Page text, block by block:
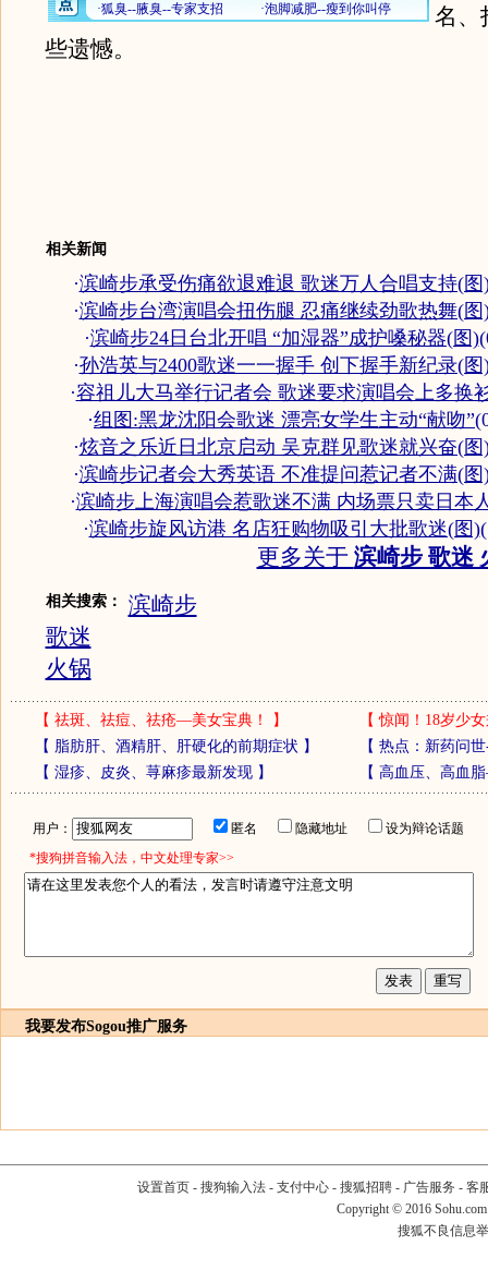
名、
些遗憾。
相关新闻
·滨崎步承受伤痛欲退难退 歌迷万人合唱支持(图
·滨崎步台湾演唱会扭伤腿 忍痛继续劲歌热舞(图
·滨崎步24日台北开唱 “加湿器”成护嗓秘器(图)
·孙浩英与2400歌迷一一握手 创下握手新纪录(图
·容祖儿大马举行记者会 歌迷要求演唱会上多换
·组图:黑龙沈阳会歌迷 漂亮女学生主动“献吻”
·炫音之乐近日北京启动 吴克群见歌迷就兴奋(图
·滨崎步记者会大秀英语 不准提问惹记者不满(图
·滨崎步上海演唱会惹歌迷不满 内场票只卖日本
·滨崎步旋风访港 名店狂购物吸引大批歌迷(图)
更多关于 滨崎步 歌迷
相关搜索：
滨崎步
歌迷
火锅
【 祛斑、祛痘、祛疮—美女宝典！ 】 【惊闻！18岁少
【 脂肪肝、酒精肝、肝硬化的前期症状 】 【 热点：新药问
【 湿疹、皮炎、荨麻疹最新发现】 【 高血压、高血
用户： 匿名 隐藏地址
设为辩论话题
*搜狗拼音输入法，中文处理专家>>
我要发布Sogou推广服务
设置首页- 搜狗输入法- 支付中心- 搜狐招聘- 广告服务 - 客
Copyright © 2016
搜狐不良信息